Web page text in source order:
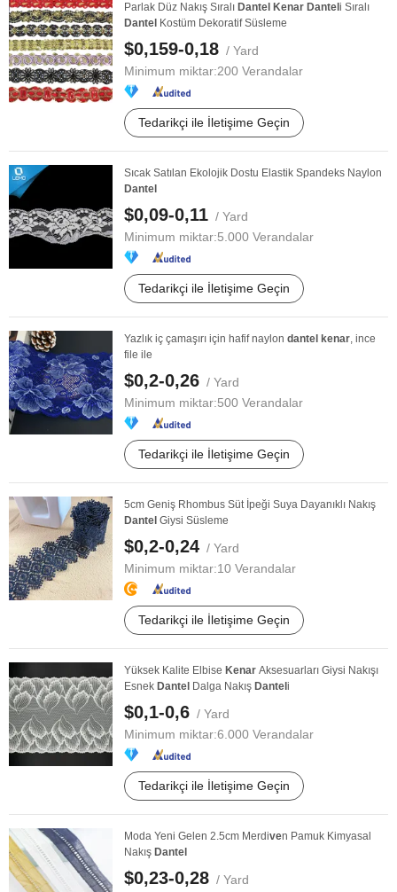
Parlak Düz Nakış Sıralı Dantel Kenar Dantel i Sıralı
Dantel Kostüm Dekoratif Süsleme
$0,159-0,18 / Yard
Minimum miktar:200 Verandalar
Tedarikçi ile İletişime Geçin
Sıcak Satılan Ekolojik Dostu Elastik Spandeks Naylon
Dantel
$0,09-0,11 / Yard
Minimum miktar:5.000 Verandalar
Tedarikçi ile İletişime Geçin
Yazlık iç çamaşırı için hafif naylon dantel kenar, ince
file ile
$0,2-0,26 / Yard
Minimum miktar:500 Verandalar
Tedarikçi ile İletişime Geçin
5cm Geniş Rhombus Süt İpeği Suya Dayanıklı Nakış
Dantel Giysi Süsleme
$0,2-0,24 / Yard
Minimum miktar:10 Verandalar
Tedarikçi ile İletişime Geçin
Yüksek Kalite Elbise Kenar Aksesuarları Giysi Nakışı
Esnek Dantel Dalga Nakış Dantel i
$0,1-0,6 / Yard
Minimum miktar:6.000 Verandalar
Tedarikçi ile İletişime Geçin
Moda Yeni Gelen 2.5cm Merdiven Pamuk Kimyasal
Nakış Dantel
$0,23-0,28 / Yard